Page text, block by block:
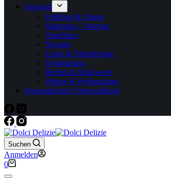
Saisonal
Frühling & Ostern
Muttertag / Vatertag
Abschluss
Neujahr
Liebe & Valentinstag
Schulanfang
Herbst & Halloween
Winter & Weihnachten
Personalisierte Tortenaufleger
Suchen
Anmelden
Warenkorb
0